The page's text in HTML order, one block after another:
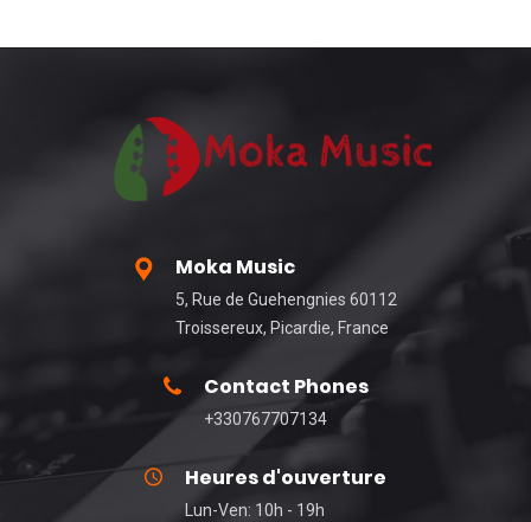
Moka Music
5, Rue de Guehengnies 60112
Troissereux, Picardie, France
Contact Phones
+330767707134
Heures d'ouverture
Lun-Ven: 10h - 19h